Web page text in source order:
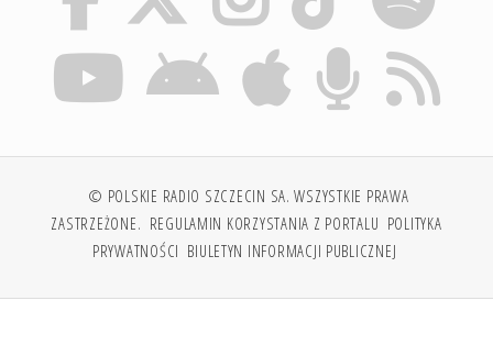
© POLSKIE RADIO SZCZECIN SA. WSZYSTKIE PRAWA
ZASTRZEŻONE. REGULAMIN KORZYSTANIA Z PORTALU POLITYKA
PRYWATNOŚCI BIULETYN INFORMACJI PUBLICZNEJ